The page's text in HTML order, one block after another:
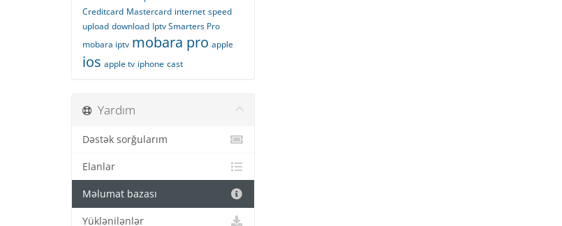
Creditcard Mastercard internet speed
upload download Iptv Smarters Pro
mobara iptv mobara pro apple
ios apple tv iphone cast
Yardım
Dəstək sorğularım
Elanlar
Məlumat bazası
Yüklənilənlər